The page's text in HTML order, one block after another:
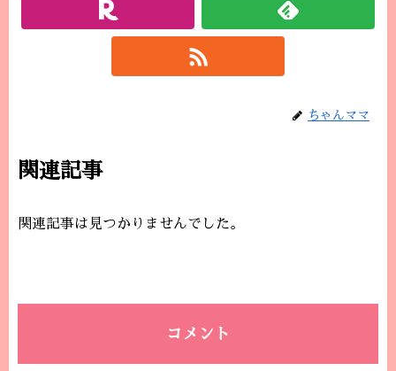
ちゃんママ
関連記事
関連記事は見つかりませんでした。
コメント